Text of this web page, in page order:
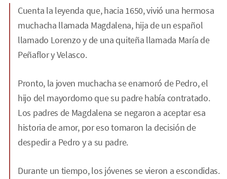
Cuenta la leyenda que, hacia 1650, vivió una hermosa
muchacha llamada Magdalena, hija de un español
llamado Lorenzo y de una quiteña llamada María de
Peñaflor y Velasco.
Pronto, la joven muchacha se enamoró de Pedro, el
hijo del mayordomo que su padre había contratado.
Los padres de Magdalena se negaron a aceptar esa
historia de amor, por eso tomaron la decisión de
despedir a Pedro y a su padre.
Durante un tiempo, los jóvenes se vieron a escondidas.